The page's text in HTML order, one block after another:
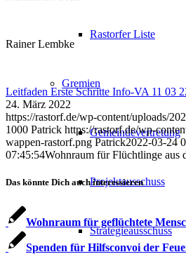
Rastorfer Liste
Gremien
Gemeindevertretung
Projektausschuss
Strategieausschuss
Rainer Lembke
Leitfaden Erste Schritte Info-VA 11 03
24. März 2022
https://rastorf.de/wp-content/uploads/
1000 Patrick https://rastorf.de/wp-
wappen-rastorf.png Patrick2022-03-24
07:45:54Wohnraum für Flüchtlinge aus
Das könnte Dich auch interessieren
Wohnraum für geflüchtete
Spenden für Hilfsconvoi der